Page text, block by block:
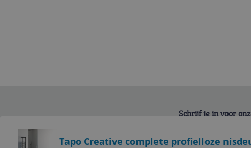
Tapo Creative complete profielloze
Schrijf je in voor